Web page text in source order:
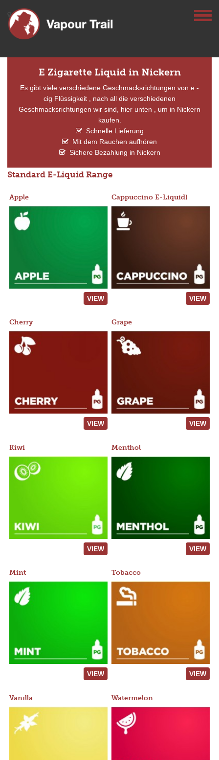
E Zigarette Liquid in Nickern
Es gibt viele verschiedene Geschmacksrichtungen von e -
cig Flüssigkeit , nach all die verschiedenen
Geschmacksrichtungen wir sind, hier unten , um in Nickern
kaufen.
Schnelle Lieferung
Mit dem Rauchen aufhören
Sichere Bezahlung in Nickern
Standard E-Liquid Range
Apple
VIEW
Cappuccino E-Liquid)
VIEW
Cherry
VIEW
Grape
VIEW
Kiwi
VIEW
Menthol
VIEW
Mint
VIEW
Tobacco
VIEW
Vanilla Watermelon